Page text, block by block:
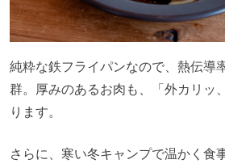
純粋な鉄フライパンなので、熱伝導
群。厚みのあるお肉も、「外カリッ
ります。
さらに、寒い冬キャンプで温かく食